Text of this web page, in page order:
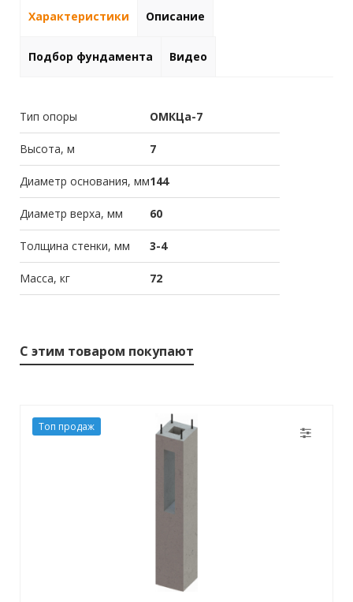
Характеристики Описание
Подбор фундамента Видео
Тип опоры ОМКЦа-7
Высота, м 7
Диаметр основания, мм144
Диаметр верха, мм 60
Толщина стенки, мм 3-4
Масса, кг 72
С этим товаром покупают
Топ продаж